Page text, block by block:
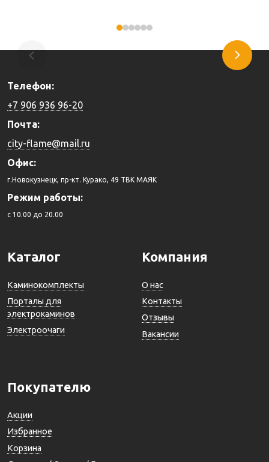
Телефон:
+7 906 936 96-20
Почта:
city-flame@mail.ru
Офис:
г.Новокузнецк, пр-кт. Курако, 49 ТВК МАЯК
Режим работы:
c 10.00 до 20.00
Каталог
Каминокомплекты
Порталы для
электрокаминов
Электроочаги
Компания
О нас
Контакты
Отзывы
Вакансии
Покупателю
Акции
Избранное
Корзина